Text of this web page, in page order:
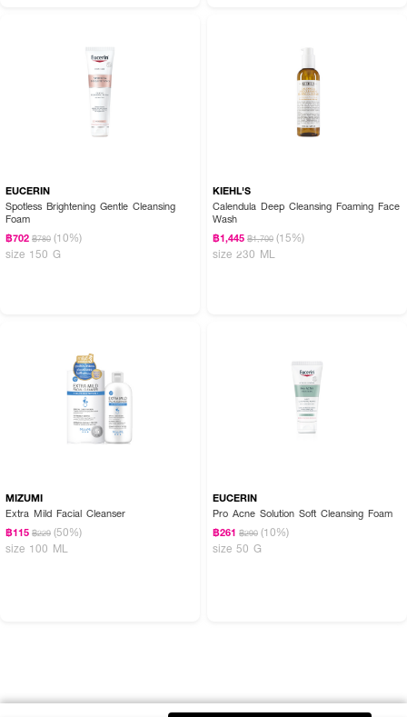
EUCERIN
Spotless Brightening Gentle Cleansing
Foam
฿702 ฿780 (10%)
size 150 G
KIEHL'S
Calendula Deep Cleansing Foaming Face
Wash
฿1,445 ฿1,700 (15%)
size 230 ML
MIZUMI
Extra Mild Facial Cleanser
฿115 ฿229 (50%)
size 100 ML
EUCERIN
Pro Acne Solution Soft Cleansing Foam
฿261 ฿290 (10%)
size 50 G